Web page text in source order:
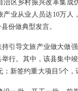
区乡村振兴改革集成
产业从业人员达10万人
份做典型发言。
引导文旅产业做大做
行。其中，该县集中
新签约重大项目5个，